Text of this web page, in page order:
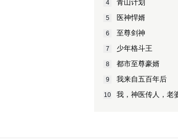
4
5 医神悍婿
6 至尊剑神
7 少年格斗王
8 都市至尊豪婿
9 我来自五百年后
10 我，神医传人，老婆